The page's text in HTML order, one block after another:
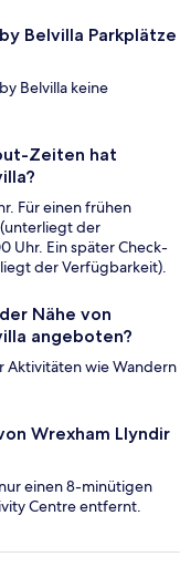
Belvilla Parkplätze
Belvilla keine
Zeiten hat
Für einen frühen
der
Uhr. Ein später Check-
der Verfügbarkeit).
Nähe von
angeboten?
Aktivitäten wie Wandern
Wrexham Llyndir
einen 8-minütigen
Centre entfernt.